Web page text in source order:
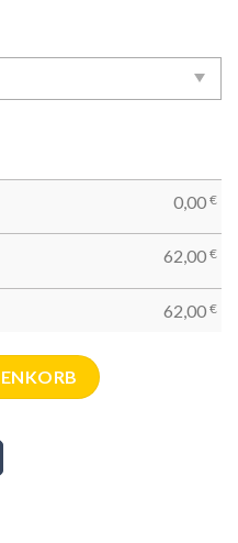
0,00 €
62,00 €
62,00 €
-3,0mm- Menge